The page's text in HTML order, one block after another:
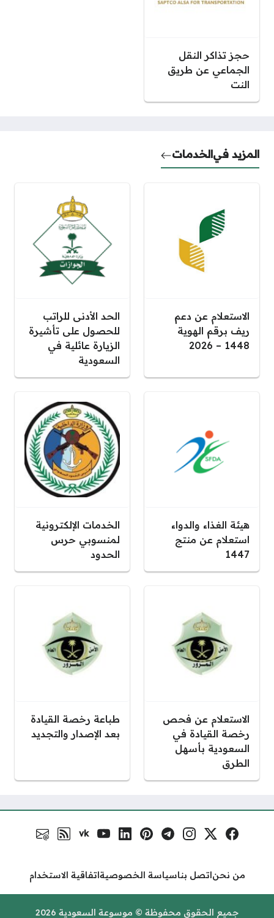
حجز تذاكر النقل
الجماعي عن طريق
النت
المزيد فيالخدمات
الاستعلام عن دعم
ريف برقم الهوية
1448 – 2026
الحد الأدنى للراتب
للحصول على تأشيرة
الزيارة عائلية في
السعودية
هيئة الغذاء والدواء
استعلام عن منتج
1447
الخدمات الإلكترونية
لمنسوبي حرس
الحدود
الاستعلام عن فحص
رخصة القيادة في
السعودية بأسهل
الطرق
طباعة رخصة القيادة
بعد الإصدار والتجديد
مواقع التواصل فيسبوكمنصة إكس
إنستغرامتلغرامبنترستلينكد إنيوتيوب
vk
VK.com
رابط RSS البريد
من نحناتصل بناسياسة الخصوصيةاتفاقية الاستخدام
جميع الحقوق محفوظة © موسوعة السعودية 2026